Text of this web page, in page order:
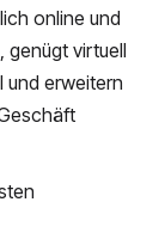
online und
genügt virtuell
und erweitern